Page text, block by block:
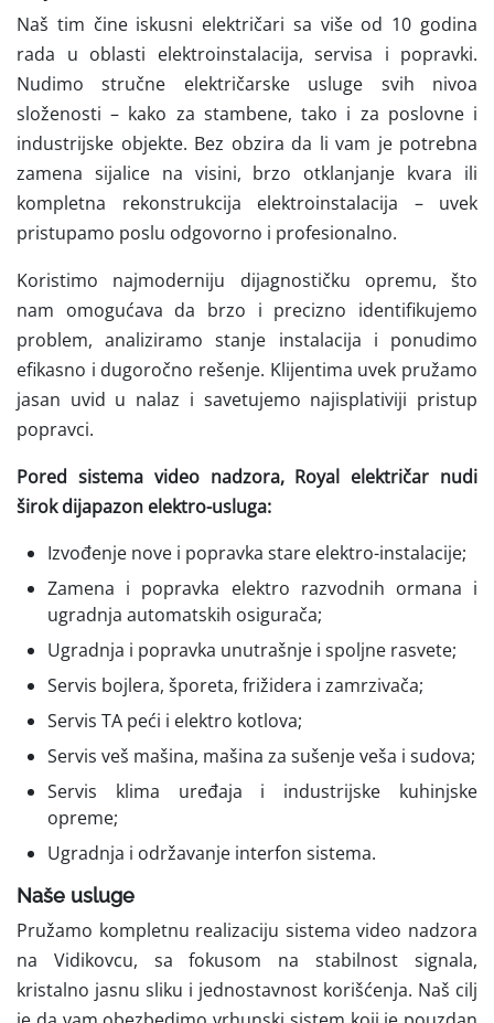
Naš tim čine iskusni električari sa više od 10 godina
rada u oblasti elektroinstalacija, servisa i popravki.
Nudimo stručne električarske usluge svih nivoa
složenosti – kako za stambene, tako i za poslovne i
industrijske objekte. Bez obzira da li vam je potrebna
zamena sijalice na visini, brzo otklanjanje kvara ili
kompletna rekonstrukcija elektroinstalacija – uvek
pristupamo poslu odgovorno i profesionalno.
Koristimo najmoderniju dijagnostičku opremu, što
nam omogućava da brzo i precizno identifikujemo
problem, analiziramo stanje instalacija i ponudimo
efikasno i dugoročno rešenje. Klijentima uvek pružamo
jasan uvid u nalaz i savetujemo najisplativiji pristup
popravci.
Pored sistema video nadzora, Royal električar nudi
širok dijapazon elektro-usluga:
Izvođenje nove i popravka stare elektro-instalacije;
Zamena i popravka elektro razvodnih ormana i
ugradnja automatskih osigurača;
Ugradnja i popravka unutrašnje i spoljne rasvete;
Servis bojlera, šporeta, frižidera i zamrzivača;
Servis TA peći i elektro kotlova;
Servis veš mašina, mašina za sušenje veša i sudova;
Servis klima uređaja i industrijske kuhinjske
opreme;
Ugradnja i održavanje interfon sistema.
Naše usluge
Pružamo kompletnu realizaciju sistema video nadzora
na Vidikovcu, sa fokusom na stabilnost signala,
kristalno jasnu sliku i jednostavnost korišćenja. Naš cilj